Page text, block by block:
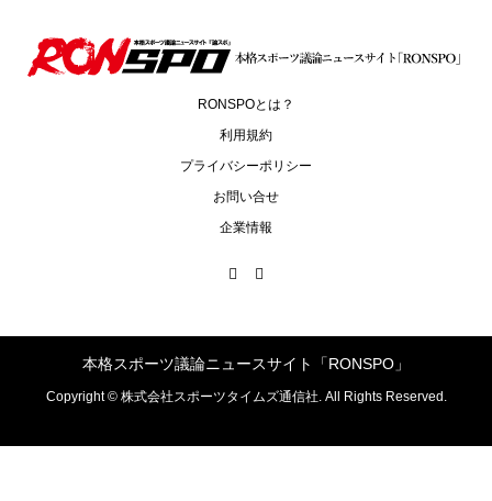
RONSPOとは？
利用規約
プライバシーポリシー
お問い合せ
企業情報
本格スポーツ議論ニュースサイト「RONSPO」
Copyright ©株式会社スポーツタイムズ通信社. All Rights Reserved.